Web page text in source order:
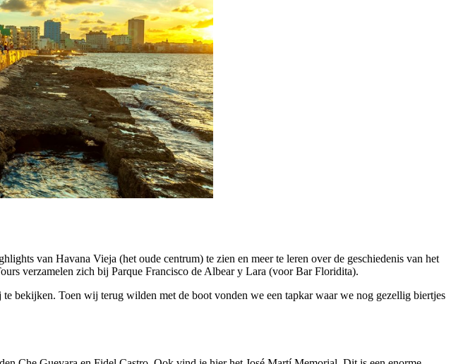
van Havana Vieja (het oude centrum) te zien en meer te leren over de geschiedenis van het
verzamelen zich bij Parque Francisco de Albear y Lara (voor Bar Floridita).
bekijken. Toen wij terug wilden met de boot vonden we een tapkar waar we nog gezellig biertjes